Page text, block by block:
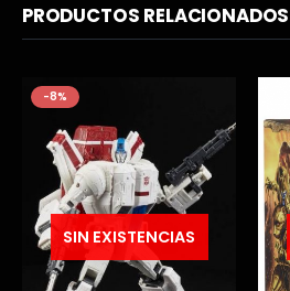
PRODUCTOS RELACIONADOS
-8%
SIN EXISTENCIAS